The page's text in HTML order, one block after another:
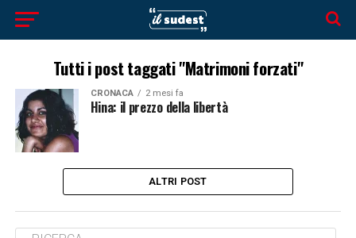
Tutti i post taggati "Matrimoni forzati"
CRONACA 2 mesi fa
Hina: il prezzo della libertà
ALTRI POST